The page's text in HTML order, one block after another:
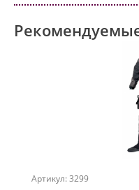
Артикул: 3299